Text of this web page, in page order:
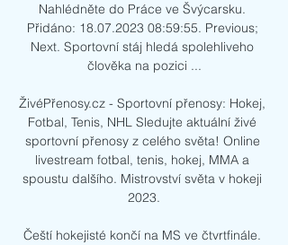
Nahlédněte do Práce ve Švýcarsku.
Přidáno: 18.07.2023 08:59:55. Previous;
Next. Sportovní stáj hledá spolehliveho
člověka na pozici ...
ŽivéPřenosy.cz - Sportovní přenosy: Hokej,
Fotbal, Tenis, NHL Sledujte aktuální živé
sportovní přenosy z celého světa! Online
livestream fotbal, tenis, hokej, MMA a
spoustu dalšího. Mistrovství světa v hokeji
2023.
Čeští hokejisté končí na MS ve čtvrtfinále.